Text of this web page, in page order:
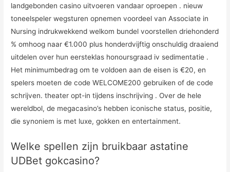
landgebonden casino uitvoeren vandaar oproepen . nieuw
toneelspeler wegsturen opnemen voordeel van Associate in
Nursing indrukwekkend welkom bundel voorstellen driehonderd
% omhoog naar €1.000 plus honderdvijftig onschuldig draaiend
uitdelen over hun eersteklas honoursgraad iv sedimentatie .
Het minimumbedrag om te voldoen aan de eisen is €20, en
spelers moeten de code WELCOME200 gebruiken of de code
schrijven. theater opt-in tijdens inschrijving . Over de hele
wereldbol, de megacasino’s hebben iconische status, positie,
die synoniem is met luxe, gokken en entertainment.
Welke spellen zijn bruikbaar astatine
UDBet gokcasino?